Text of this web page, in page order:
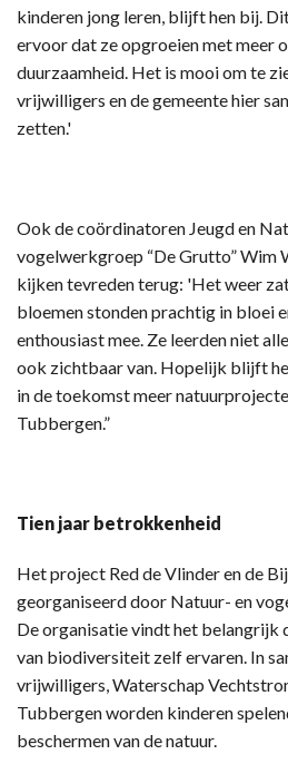
kinderen jong leren, blijft hen bij.
ervoor dat ze opgroeien met meer
duurzaamheid. Het is mooi om te
vrijwilligers en de gemeente hier
zetten.'
Ook de coördinatoren Jeugd en
vogelwerkgroep “De Grutto” Wim
kijken tevreden terug: 'Het weer
bloemen stonden prachtig in bloei
enthousiast mee. Ze leerden niet
ook zichtbaar van. Hopelijk blijft
in de toekomst meer
Tubbergen.”
Tien jaar betrokkenheid
Het project Red de Vlinder en de
georganiseerd door Natuur- en
De organisatie vindt het belangrijk
van biodiversiteit zelf ervaren. In
vrijwilligers, Waterschap
Tubbergen worden kinderen
beschermen van de natuur.